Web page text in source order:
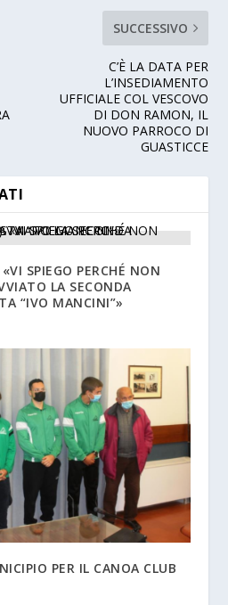
SUCCESSIVO
C’È LA DATA PER
L’INSEDIAMENTO
UFFICIALE COL VESCOVO
DI DON RAMON, IL
NUOVO PARROCO DI
GUASTICCE
SPIEGO PERCHÉ NON
LA SECONDA
“IVO MANCINI”»
PER IL CANOA CLUB